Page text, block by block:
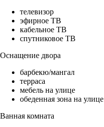
телевизор
эфирное ТВ
кабельное ТВ
спутниковое ТВ
Оснащение двора
барбекю/мангал
терраса
мебель на улице
обеденная зона на улице
Ванная комната